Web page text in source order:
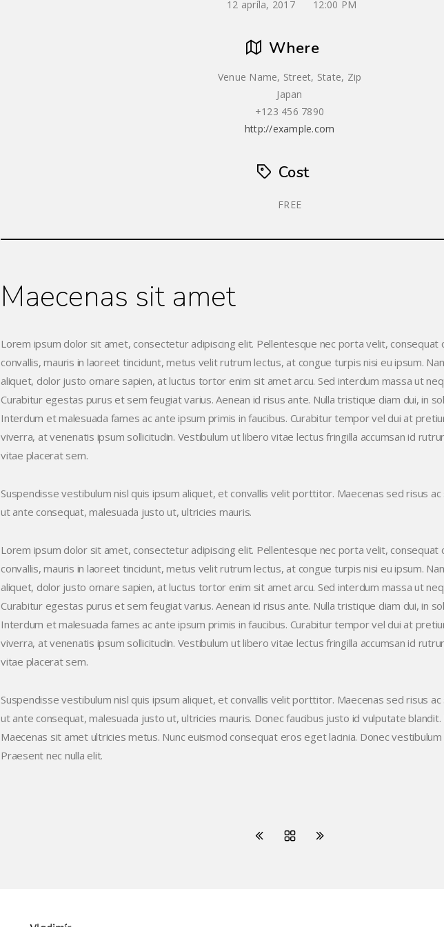
12 apríla, 2017 12:00 PM
Where
Venue Name, Street, State, Zip
Japan
+123 456 7890
http://example.com
Cost
FREE
Maecenas sit amet
Lorem ipsum dolor sit amet, consectetur adipiscing elit. Pellentesque nec porta velit, consequat
convallis, mauris in laoreet tincidunt, metus velit rutrum lectus, at congue turpis nisi eu ipsum.
aliquet, dolor justo ornare sapien, at luctus tortor enim sit amet arcu. Sed interdum massa ut
Curabitur egestas purus et sem feugiat varius. Aenean id risus ante. Nulla tristique diam dui, in
Interdum et malesuada fames ac ante ipsum primis in faucibus. Curabitur tempor vel dui at
viverra, at venenatis ipsum sollicitudin. Vestibulum ut libero vitae lectus fringilla accumsan id
vitae placerat sem.
Suspendisse vestibulum nisl quis ipsum aliquet, et convallis velit porttitor. Maecenas sed risus
ut ante consequat, malesuada justo ut, ultricies mauris.
Lorem ipsum dolor sit amet, consectetur adipiscing elit. Pellentesque nec porta velit, consequat
convallis, mauris in laoreet tincidunt, metus velit rutrum lectus, at congue turpis nisi eu ipsum.
aliquet, dolor justo ornare sapien, at luctus tortor enim sit amet arcu. Sed interdum massa ut
Curabitur egestas purus et sem feugiat varius. Aenean id risus ante. Nulla tristique diam dui, in
Interdum et malesuada fames ac ante ipsum primis in faucibus. Curabitur tempor vel dui at
viverra, at venenatis ipsum sollicitudin. Vestibulum ut libero vitae lectus fringilla accumsan id
vitae placerat sem.
Suspendisse vestibulum nisl quis ipsum aliquet, et convallis velit porttitor. Maecenas sed risus
ut ante consequat, malesuada justo ut, ultricies mauris. Donec faucibus justo id vulputate blandit.
Maecenas sit amet ultricies metus. Nunc euismod consequat eros eget lacinia. Donec
Praesent nec nulla elit.